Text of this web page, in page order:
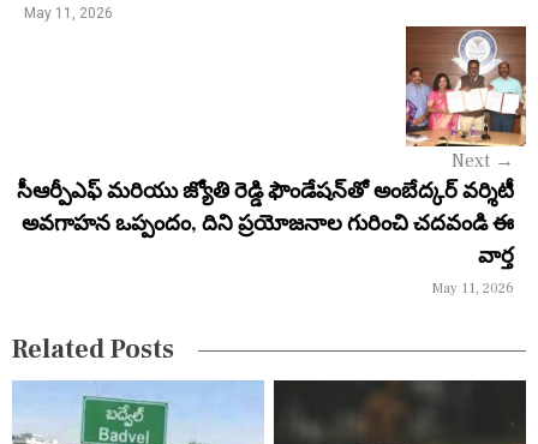
a
a
n
May 11, 2026
Next →
సీఆర్పీఎఫ్ మరియు జ్యోతి రెడ్డి ఫౌండేషన్‌తో అంబేద్కర్ వర్శిటీ
అవగాహన ఒప్పందం, దిని ప్రయోజనాల గురించి చదవండి ఈ
వార్త
May 11, 2026
Related Posts